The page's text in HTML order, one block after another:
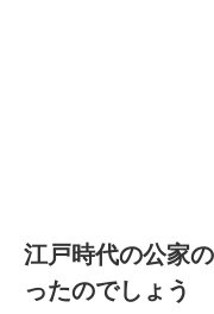
江戸時代の公家
ったのでしょう